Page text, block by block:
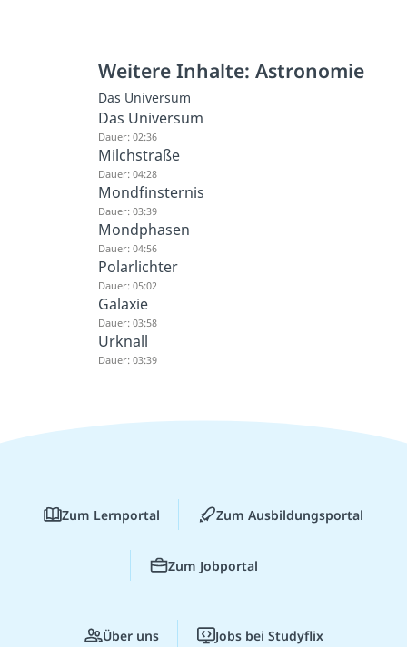
Weitere Inhalte: Astronomie
Das Universum
Das Universum
Dauer: 02:36
Milchstraße
Dauer: 04:28
Mondfinsternis
Dauer: 03:39
Mondphasen
Dauer: 04:56
Polarlichter
Dauer: 05:02
Galaxie
Dauer: 03:58
Urknall
Dauer: 03:39
Zum Lernportal Zum Ausbildungsportal
Zum Jobportal
Über uns Jobs bei Studyflix